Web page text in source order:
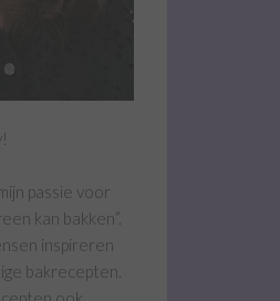
passie voor
kan bakken”.
inspireren
bakrecepten.